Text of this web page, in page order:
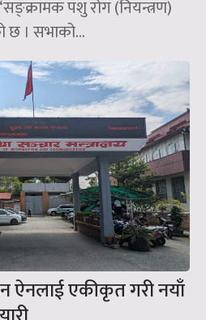
‘सङ्क्रामक पशु रोग (नियन्त्रण)
छ । सभाको...
ऐनलाई एकीकृत गरी नयाँ